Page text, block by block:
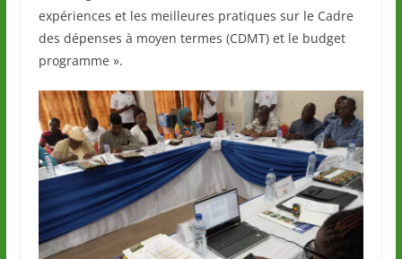
expériences et les meilleures pratiques sur le Cadre
des dépenses à moyen termes (CDMT) et le budget
programme ».